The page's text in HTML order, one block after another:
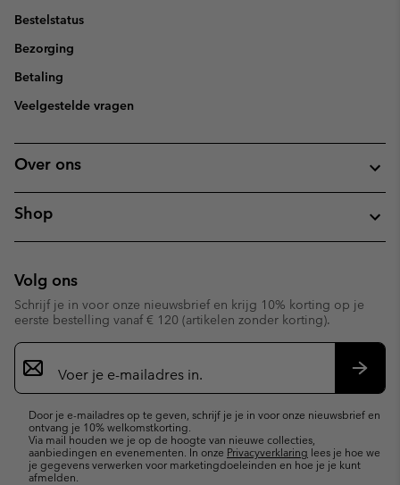
Bestelstatus
Bezorging
Betaling
Veelgestelde vragen
Over ons
Shop
Volg ons
Schrijf je in voor onze nieuwsbrief en krijg 10% korting op je
eerste bestelling vanaf € 120 (artikelen zonder korting).
Aanmelden
voor
e-
Door je e-mailadres op te geven, schrijf je je in voor onze nieuwsbrief en
ontvang je 10% welkomstkorting.
Via mail houden we je op de hoogte van nieuwe collecties,
aanbiedingen en evenementen. In onze Privacyverklaring lees je hoe we
je gegevens verwerken voor marketingdoeleinden en hoe je je kunt
afmelden.